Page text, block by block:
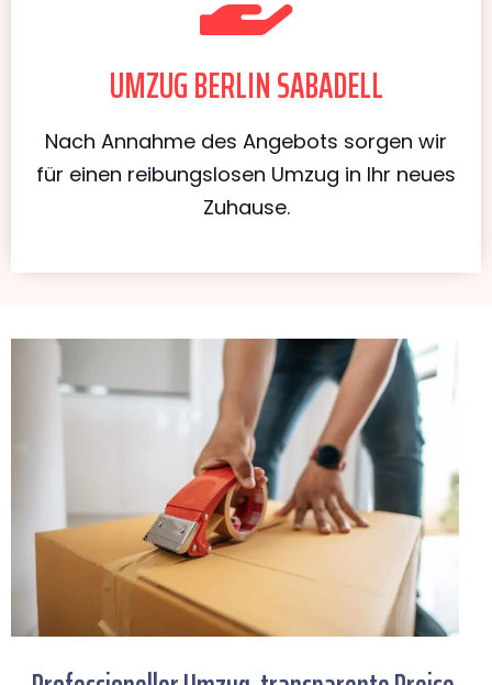
UMZUG BERLIN SABADELL
Nach Annahme des Angebots sorgen wir
für einen reibungslosen Umzug in Ihr neues
Zuhause.